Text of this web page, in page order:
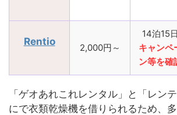
Rentio
2,000円～
14泊15日
キャンペ
ン等を確
「ゲオあれこれレンタル」と「レン
にで衣類乾燥機を借りられるため、